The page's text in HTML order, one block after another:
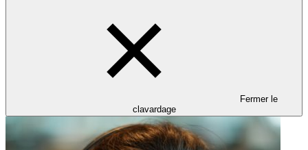
Fermer le
clavardage